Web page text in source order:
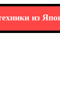
из Японии":